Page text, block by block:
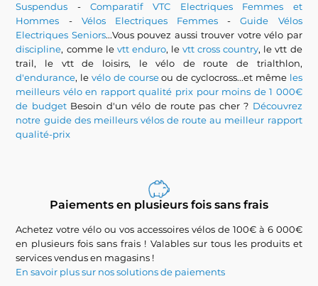
Suspendus -Comparatif VTC Electriques Femmes et
Hommes - Vélos Electriques Femmes -Guide Vélos
Electriques Seniors...Vous pouvez aussi trouver votre vélo par
discipline, comme le vtt enduro, levtt cross country, le vtt de
trail, le vtt de loisirs, le vélo de route de trialthlon,
d'endurance, levélo de courseou de cyclocross...et même les
meilleurs vélo en rapport qualité prix pour moins de 1 000€
de budgetBesoin d'un vélo de route pas cher ? Découvrez
notre guide des meilleurs vélos de route au meilleur rapport
qualité-prix
Paiements en plusieurs fois sans frais
Achetez votre vélo ou vos accessoires vélos de 100€ à 6 000€
en plusieurs fois sans frais ! Valables sur tous les produits et
services vendus en magasins !
En savoir plus sur nos solutions de paiements